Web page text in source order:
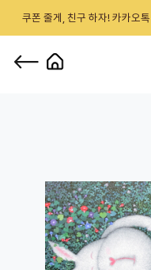
쿠폰 줄게, 친구 하자! 카카오